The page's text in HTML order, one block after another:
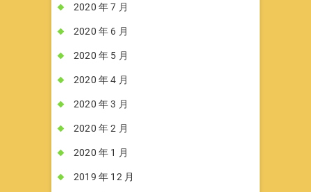
2020 年 7 月
2020 年 6 月
2020 年 5 月
2020 年 4 月
2020 年 3 月
2020 年 2 月
2020 年 1 月
2019 年 12 月